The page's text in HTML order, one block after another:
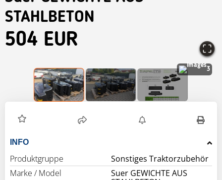
STAHLBETON
504 EUR
3
INFO
Produktgruppe
Sonstiges Traktorzubehör
Marke / Model
Suer GEWICHTE AUS